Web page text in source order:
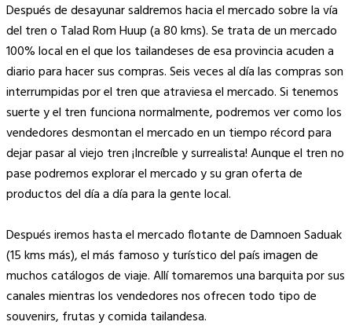
Después de desayunar saldremos hacia el mercado sobre la vía
del tren o Talad Rom Huup (a 80 kms). Se trata de un mercado
100% local en el que los tailandeses de esa provincia acuden a
diario para hacer sus compras. Seis veces al día las compras son
interrumpidas por el tren que atraviesa el mercado. Si tenemos
suerte y el tren funciona normalmente, podremos ver como los
vendedores desmontan el mercado en un tiempo récord para
dejar pasar al viejo tren ¡Increíble y surrealista! Aunque el tren no
pase podremos explorar el mercado y su gran oferta de
productos del día a día para la gente local.
Después iremos hasta el mercado flotante de Damnoen Saduak
(15 kms más), el más famoso y turístico del país imagen de
muchos catálogos de viaje. Allí tomaremos una barquita por sus
canales mientras los vendedores nos ofrecen todo tipo de
souvenirs, frutas y comida tailandesa.